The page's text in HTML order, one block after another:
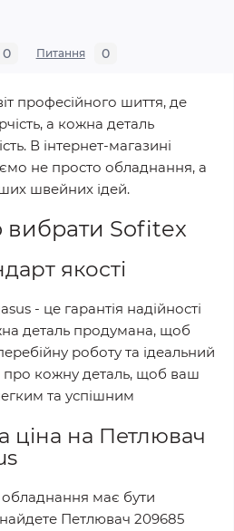
0 Питання 0
професійного шиття, де
а кожна деталь
В інтернет-магазині
не просто обладнання, а
швейних ідей.
вибрати Sofitex
якості
- це гарантія надійності
деталь продумана, щоб
роботу та ідеальний
про кожну деталь, щоб ваш
та успішним
ціна на Петлювач
має бути
Петлювач 209685